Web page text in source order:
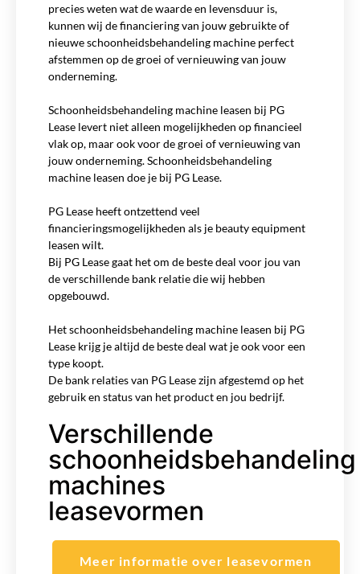
precies weten wat de waarde en levensduur is,
kunnen wij de financiering van jouw gebruikte of
nieuwe schoonheidsbehandeling machine perfect
afstemmen op de groei of vernieuwing van jouw
onderneming.
Schoonheidsbehandeling machine leasen bij PG
Lease levert niet alleen mogelijkheden op financieel
vlak op, maar ook voor de groei of vernieuwing van
jouw onderneming. Schoonheidsbehandeling
machine leasen doe je bij PG Lease.
PG Lease heeft ontzettend veel
financieringsmogelijkheden als je beauty equipment
leasen wilt.
Bij PG Lease gaat het om de beste deal voor jou van
de verschillende bank relatie die wij hebben
opgebouwd.
Het schoonheidsbehandeling machine leasen bij PG
Lease krijg je altijd de beste deal wat je ook voor een
type koopt.
De bank relaties van PG Lease zijn afgestemd op het
gebruik en status van het product en jou bedrijf.
Verschillende
schoonheidsbehandeling
machines
leasevormen
Meer informatie over leasevormen